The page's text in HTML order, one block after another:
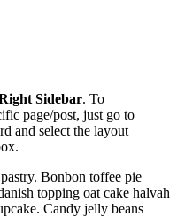
Sidebar. To
page/post, just go to
and select the layout
Bonbon toffee pie
topping oat cake halvah
Candy jelly beans